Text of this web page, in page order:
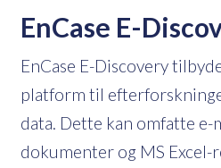
EnCase E-
EnCase E-Discovery
platform til
data. Dette kan omfatte e-
dokumenter og MS